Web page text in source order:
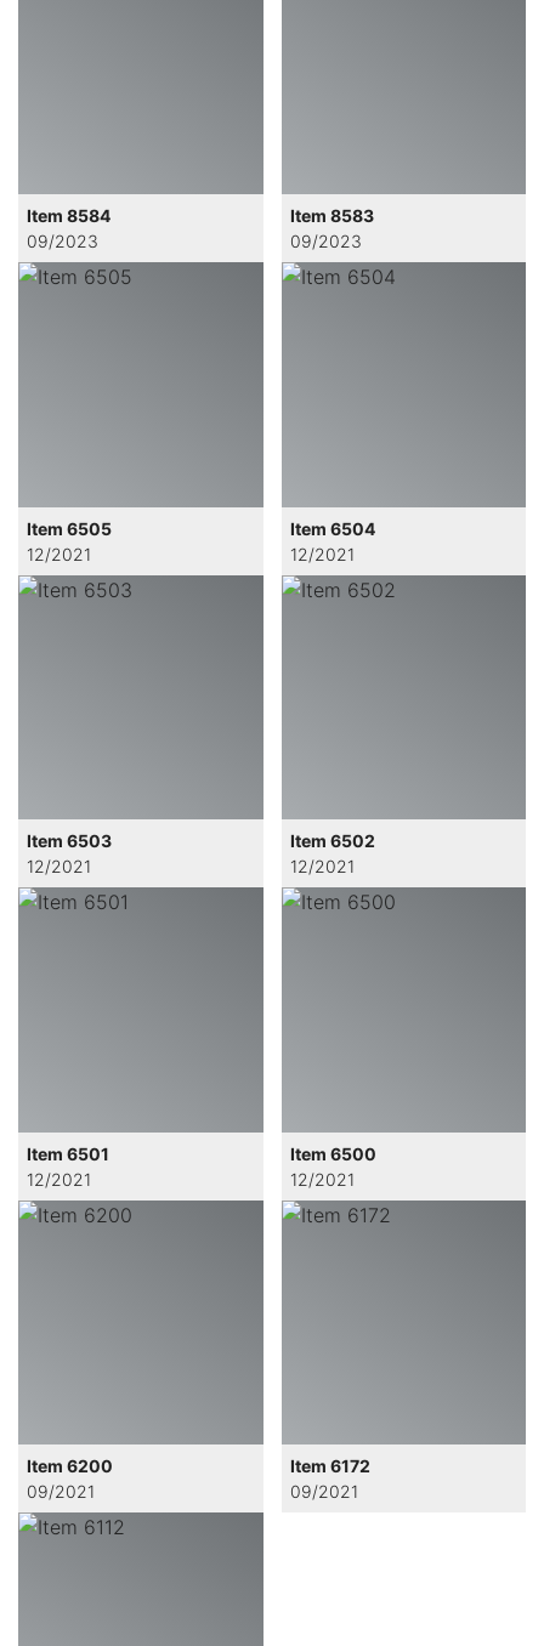
Item 8584
09/2023
Item 8583
09/2023
Item 6505
12/2021
Item 6504
12/2021
Item 6503
12/2021
Item 6502
12/2021
Item 6501
12/2021
Item 6500
12/2021
Item 6200
09/2021
Item 6172
09/2021